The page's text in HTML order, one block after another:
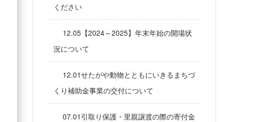
ください
12.05【2024～2025】年末年始の開場状
況について
12.01せたがや動物とともにいきるまちづ
くり補助金事業の交付について
07.01引取り保護・里親譲渡の際の寄付金